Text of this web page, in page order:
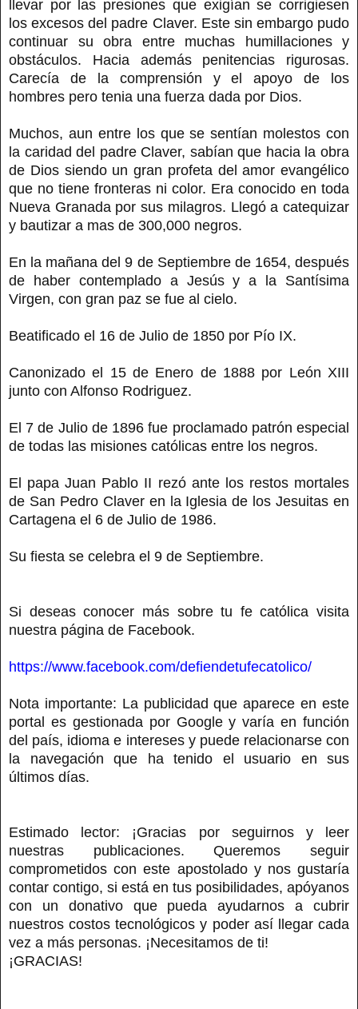
llevar por las presiones que exigían se corrigiesen
los excesos del padre Claver. Este sin embargo pudo
continuar su obra entre muchas humillaciones y
obstáculos. Hacia además penitencias rigurosas.
Carecía de la comprensión y el apoyo de los
hombres pero tenia una fuerza dada por Dios.
Muchos, aun entre los que se sentían molestos con
la caridad del padre Claver, sabían que hacia la obra
de Dios siendo un gran profeta del amor evangélico
que no tiene fronteras ni color. Era conocido en toda
Nueva Granada por sus milagros. Llegó a catequizar
y bautizar a mas de 300,000 negros.
En la mañana del 9 de Septiembre de 1654, después
de haber contemplado a Jesús y a la Santísima
Virgen, con gran paz se fue al cielo.
Beatificado el 16 de Julio de 1850 por Pío IX.
Canonizado el 15 de Enero de 1888 por León XIII
junto con Alfonso Rodriguez.
El 7 de Julio de 1896 fue proclamado patrón especial
de todas las misiones católicas entre los negros.
El papa Juan Pablo II rezó ante los restos mortales
de San Pedro Claver en la Iglesia de los Jesuitas en
Cartagena el 6 de Julio de 1986.
Su fiesta se celebra el 9 de Septiembre.
Si deseas conocer más sobre tu fe católica visita
nuestra página de Facebook.
https://www.facebook.com/defiendetufecatolico/
Nota importante: La publicidad que aparece en este
portal es gestionada por Google y varía en función
del país, idioma e intereses y puede relacionarse con
la navegación que ha tenido el usuario en sus
últimos días.
Estimado lector: ¡Gracias por seguirnos y leer
nuestras publicaciones. Queremos seguir
comprometidos con este apostolado y nos gustaría
contar contigo, si está en tus posibilidades, apóyanos
con un donativo que pueda ayudarnos a cubrir
nuestros costos tecnológicos y poder así llegar cada
vez a más personas. ¡Necesitamos de ti!
¡GRACIAS!